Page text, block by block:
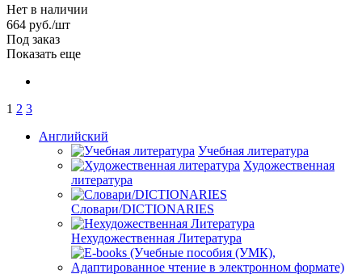
Нет в наличии
664 руб./шт
Под заказ
Показать еще
1 2 3
Английский
Учебная литература
Художественная
литература
Словари/DICTIONARIES
Нехудожественная Литература